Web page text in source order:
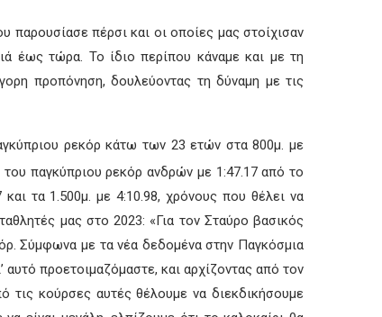
πέρσι και οι οποίες μας στοίχισαν
έως τώρα. Το ίδιο περίπου κάναμε και με τη
προπόνηση, δουλεύοντας τη δύναμη με τις
ρεκόρ κάτω των 23 ετών στα 800μ. με
παγκύπριου ρεκόρ ανδρών με 1:47.17 από το
τα 1.500μ. με 4:10.98, χρόνους που θέλει να
μας στο 2023: «Για τον Σταύρο βασικός
Σύμφωνα με τα νέα δεδομένα στην Παγκόσμια
προετοιμαζόμαστε, και αρχίζοντας από τον
τις κούρσες αυτές θέλουμε να διεκδικήσουμε